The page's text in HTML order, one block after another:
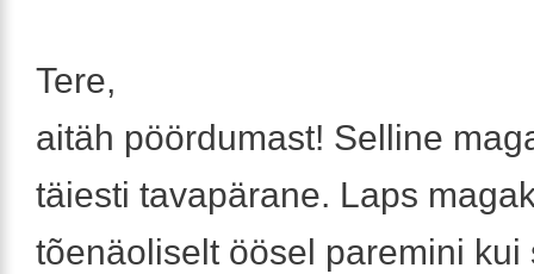
Tere,
aitäh pöördumast! Selline
täiesti tavapärane. Laps
tõenäoliselt öösel paremini kui